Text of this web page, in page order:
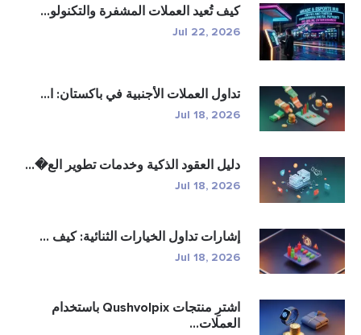
كيف تُعيد العملات المشفرة والتكنولو...
Jul 22, 2026
تداول العملات الأجنبية في باكستان: ا...
Jul 18, 2026
دليل العقود الذكية وخدمات تطوير الع�...
Jul 18, 2026
إشارات تداول الخيارات الثنائية: كيف ...
Jul 18, 2026
اشترِ منتجات Qushvolpix باستخدام
العملات...